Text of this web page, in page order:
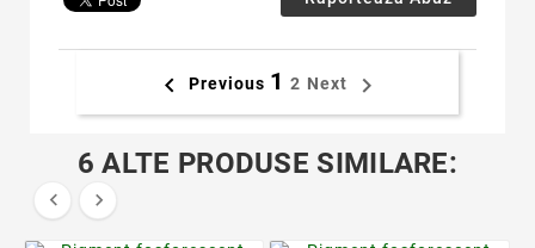
 Previous 1 2 Next 
6 ALTE PRODUSE SIMILARE:
 